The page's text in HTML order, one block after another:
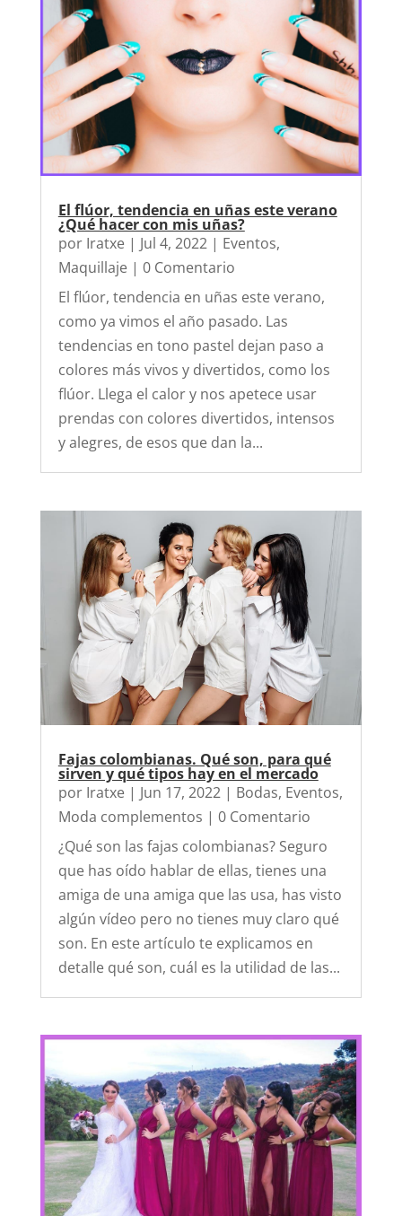
El flúor, tendencia en uñas este verano
¿Qué hacer con mis uñas?
por Iratxe| Jul 4, 2022| Eventos,
Maquillaje| 0 Comentario
El flúor, tendencia en uñas este verano,
como ya vimos el año pasado. Las
tendencias en tono pastel dejan paso a
colores más vivos y divertidos, como los
flúor. Llega el calor y nos apetece usar
prendas con colores divertidos, intensos
y alegres, de esos que dan la...
Fajas colombianas. Qué son, para qué
sirven y qué tipos hay en el mercado
por Iratxe| Jun 17, 2022| Bodas, Eventos,
Moda complementos | 0 Comentario
¿Qué son las fajas colombianas? Seguro
que has oído hablar de ellas, tienes una
amiga de una amiga que las usa, has visto
algún vídeo pero no tienes muy claro qué
son. En este artículo te explicamos en
detalle qué son, cuál es la utilidad de las...